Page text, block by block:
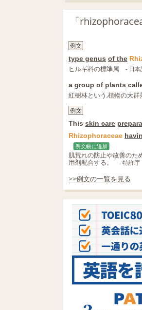
「
例文
type genus of the
ヒルギ科の標準属 - 日
a group of plants
紅樹林という,植物の大群
例文
This skin care
Rhizophoraceae
例文帳に追加
肌荒れの防止や改善のた
用剤配合する。
- 特許庁
>>例文の一覧を見る